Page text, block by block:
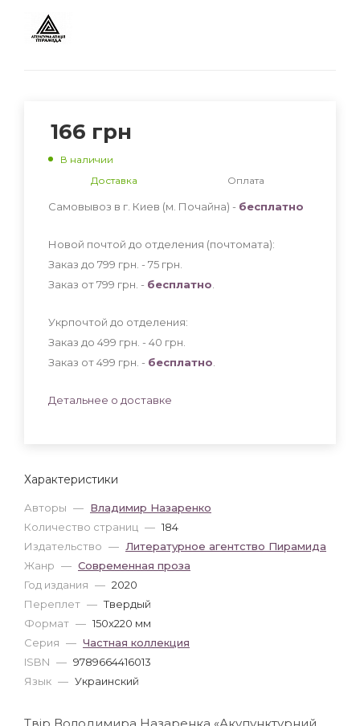
Характеристики
Авторы — Владимир Назаренко
Количество страниц — 184
Издательство — Литературное агентство Пирамида
Жанр — Современная проза
Год издания — 2020
Переплет — Твердый
Формат — 150x220 мм
Серия — Частная коллекция
ISBN — 9789664416013
Язык — Украинский
166 грн
В наличии
Доставка
Оплата
Самовывоз в г. Киев (м. Почайна) - бесплатно
Новой почтой до отделения (почтомата):
Заказ до 799 грн. - 75 грн
Заказ от 799 грн. - бесплатно
Укрпочтой до отделения:
Заказ до 499 грн. - 40 грн
Заказ от 499 грн. - бесплатно
Детальнее о доставке
Твір Володимира Назаренка «Акупунктурний